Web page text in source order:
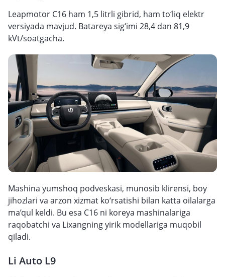
Leapmotor C16 ham 1,5 litrli gibrid, ham to‘liq elektr
versiyada mavjud. Batareya sig‘imi 28,4 dan 81,9
kVt/soatgacha.
Mashina yumshoq podveskasi, munosib klirensi, boy
jihozlari va arzon xizmat ko‘rsatishi bilan katta oilalarga
ma’qul keldi. Bu esa C16 ni koreya mashinalariga
raqobatchi va Lixangning yirik modellariga muqobil
qiladi.
Li Auto L9